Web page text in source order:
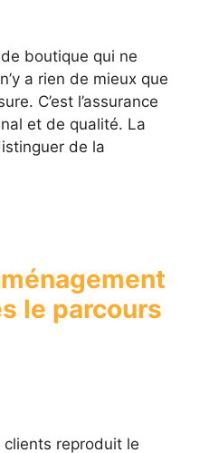
boutique qui ne
a rien de mieux que
C’est l’assurance
et de qualité. La
de la
le parcours
reproduit le